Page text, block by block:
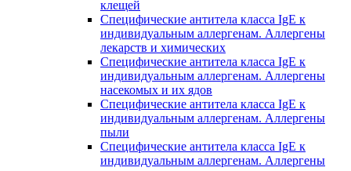
клещей
Специфические антитела класса IgE к
индивидуальным аллергенам. Аллергены
лекарств и химических
Специфические антитела класса IgE к
индивидуальным аллергенам. Аллергены
насекомых и их ядов
Специфические антитела класса IgE к
индивидуальным аллергенам. Аллергены
пыли
Специфические антитела класса IgE к
индивидуальным аллергенам. Аллергены